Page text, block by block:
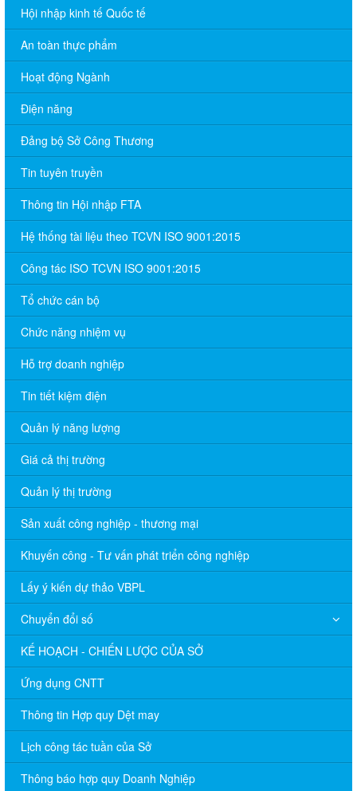
Hội nhập kinh tế Quốc tế
An toàn thực phẩm
Hoạt động Ngành
Điện năng
Đảng bộ Sở Công Thương
Tin tuyên truyền
Thông tin Hội nhập FTA
Hệ thống tài liệu theo TCVN ISO 9001:2015
Công tác ISO TCVN ISO 9001:2015
Tổ chức cán bộ
Chức năng nhiệm vụ
Hỗ trợ doanh nghiệp
Tin tiết kiệm điện
Quản lý năng lượng
Giá cả thị trường
Quản lý thị trường
Sản xuất công nghiệp - thương mại
Khuyến công - Tư vấn phát triển công nghiệp
Lấy ý kiến dự thảo VBPL
Chuyển đổi số
KẾ HOẠCH - CHIẾN LƯỢC CỦA SỞ
Ứng dụng CNTT
Thông tin Hợp quy Dệt may
Lịch công tác tuần của Sở
Thông báo hợp quy Doanh Nghiệp